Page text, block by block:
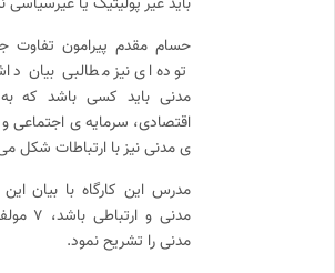
حسام مقدم پیرامون تفاوت
توده ای نیز مطالبی
مدنی باید کسی باشد که
اقتصادی، سرمایه ی اجتماعی
ی مدنی نیز با ارتباطات شکل
مدرس این کارگاه با بیان
مدنی و
مدنی را تشریح نمود.